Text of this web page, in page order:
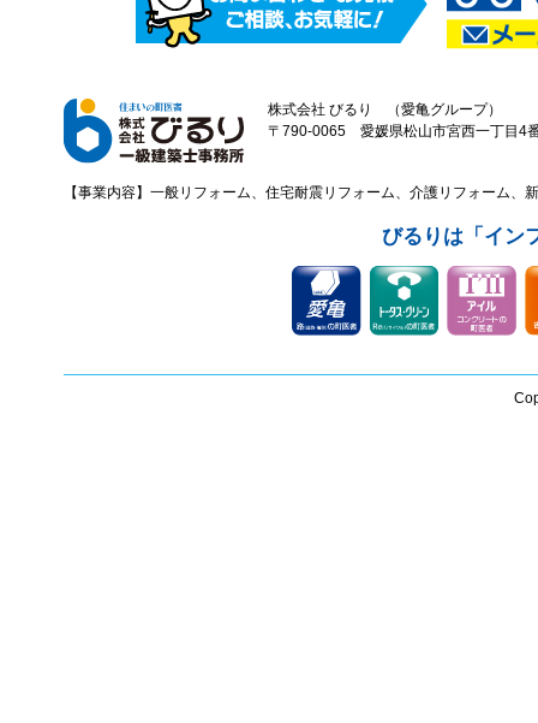
株式会社 びるり （愛亀グループ）
〒790-0065 愛媛県松山市宮西一丁
【事業内容】一般リフォーム、住宅耐震リフォーム、介護リフォーム
びるりは「イン